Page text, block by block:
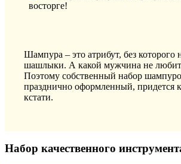
Шампура – это атрибут, без которого
шашлыки. А какой мужчина не любит
Поэтому собственный набор
празднично оформленный, придется
кстати.
Набор качественного